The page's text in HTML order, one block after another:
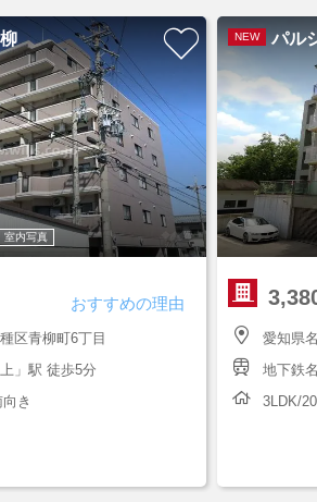
室内写真
おすすめの理由
区青柳町6丁目
」駅 徒歩5分
き
NEW パル
愛知県
地下鉄
3LDK/